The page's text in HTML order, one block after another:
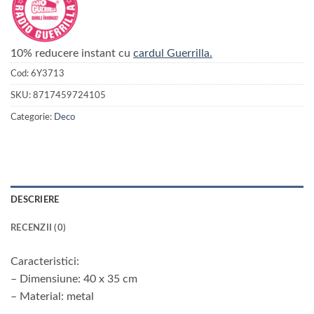
10% reducere instant cu cardul Guerrilla.
Cod: 6Y3713
SKU: 8717459724105
Categorie: Deco
DESCRIERE
RECENZII (0)
Caracteristici:
– Dimensiune: 40 x 35 cm
– Material: metal